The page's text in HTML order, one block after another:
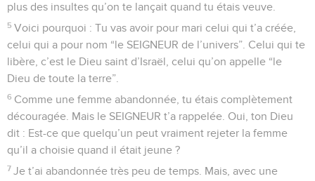
plus des insultes qu’on te lançait quand tu étais veuve.
5 Voici pourquoi : Tu vas avoir pour mari celui qui t’a créée,
celui qui a pour nom “le SEIGNEUR de l’univers”. Celui qui te
libère, c’est le Dieu saint d’Israël, celui qu’on appelle “le
Dieu de toute la terre”.
6 Comme une femme abandonnée, tu étais complètement
découragée. Mais le SEIGNEUR t’a rappelée. Oui, ton Dieu
dit : Est-ce que quelqu’un peut vraiment rejeter la femme
qu’il a choisie quand il était jeune ?
7 Je t’ai abandonnée très peu de temps. Mais, avec une